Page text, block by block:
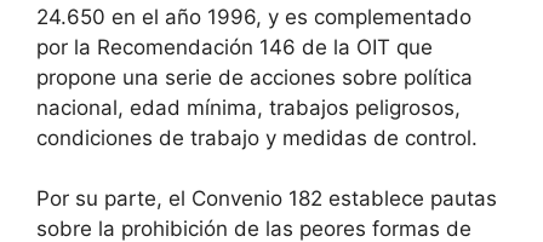
24.650 en el año 1996, y es complementado
por la Recomendación 146 de la OIT que
propone una serie de acciones sobre política
nacional, edad mínima, trabajos peligrosos,
condiciones de trabajo y medidas de control.
Por su parte, el Convenio 182 establece pautas
sobre la prohibición de las peores formas de